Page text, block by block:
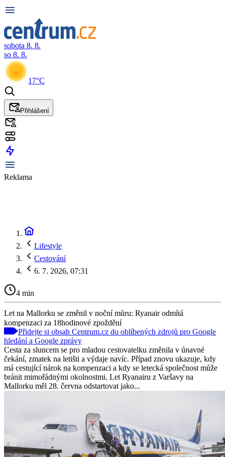
sobota 8. 8.
so 8. 8.
17°C
Přihlášení
Reklama
Lifestyle
Cestování
6. 7. 2026, 07:31
4 min
Let na Mallorku se změnil v noční můru: Ryanair odmítá
kompenzaci za 18hodinové zpoždění
Přidejte si obsah Centrum.cz do oblíbených zdrojů pro Google
hledání a Google zprávy
Cesta za sluncem se pro mladou cestovatelku změnila v únavné
čekání, zmatek na letišti a výdaje navíc. Případ znovu ukazuje, kdy
má cestující nárok na kompenzaci a kdy se letecká společnost může
bránit mimořádnými okolnostmi. Let Ryanairu z Varšavy na
Mallorku měl 28. června odstartovat jako...